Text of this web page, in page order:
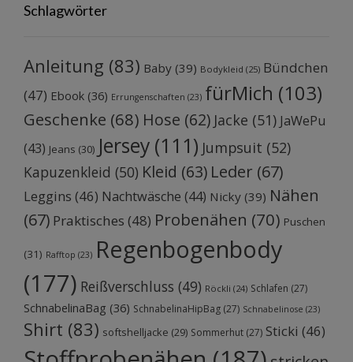
Schlagwörter
Anleitung (83) Baby (39) Bodykleid (25) Bündchen
(47) Ebook (36) Errungenschaften (23) fürMich (103)
Geschenke (68) Hose (62) Jacke (51) JaWePu
(43) Jeans (30) Jersey (111) Jumpsuit (52)
Kapuzenkleid (50) Kleid (63) Leder (67)
Leggins (46) Nachtwäsche (44) Nicky (39) Nähen
(67) Praktisches (48) Probenähen (70) Puschen
(31) Rafftop (23) Regenbogenbody
(177) Reißverschluss (49) Röckli (24) Schlafen (27)
SchnabelinaBag (36) SchnabelinaHipBag (27) Schnabelinose (23)
Shirt (83) softshelljacke (29) Sommerhut (27) Sticki (46)